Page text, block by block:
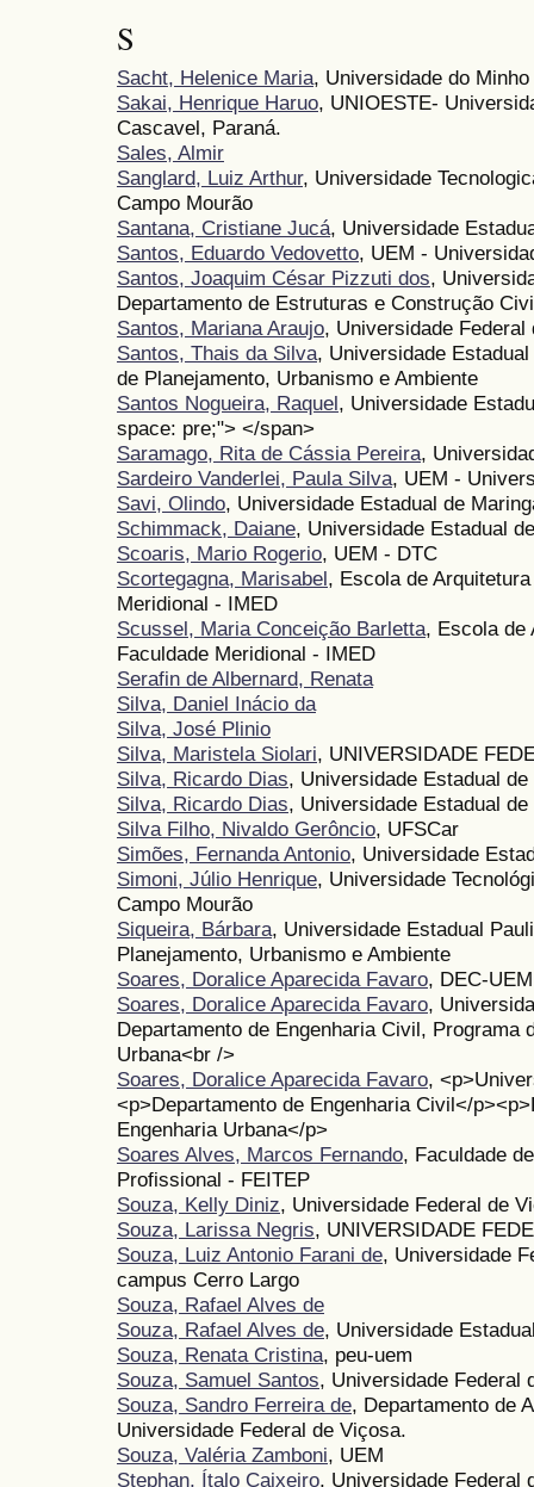
S
Sacht, Helenice Maria, Universidade do Minho
Sakai, Henrique Haruo, UNIOESTE-
Cascavel, Paraná.
Sales, Almir
Sanglard, Luiz Arthur, Universidade
Campo Mourão
Santana, Cristiane Jucá, Universidade
Santos, Eduardo Vedovetto, UEM -
Santos, Joaquim César Pizzuti dos,
Departamento de Estruturas e Construção
Santos, Mariana Araujo, Universidade Federal
Santos, Thais da Silva, Universidade
de Planejamento, Urbanismo e Ambiente
Santos Nogueira, Raquel, Universidade
space: pre;"> </span>
Saramago, Rita de Cássia Pereira,
Sardeiro Vanderlei, Paula Silva, UEM -
Savi, Olindo, Universidade Estadual de
Schimmack, Daiane, Universidade Estadual
Scoaris, Mario Rogerio, UEM - DTC
Scortegagna, Marisabel, Escola de
Meridional - IMED
Scussel, Maria Conceição Barletta, Escola de
Faculdade Meridional - IMED
Serafin de Albernard, Renata
Silva, Daniel Inácio da
Silva, José Plinio
Silva, Maristela Siolari, UNIVERSIDADE
Silva, Ricardo Dias, Universidade Estadual de
Silva, Ricardo Dias, Universidade Estadual de
Silva Filho, Nivaldo Gerôncio, UFSCar
Simões, Fernanda Antonio, Universidade
Simoni, Júlio Henrique, Universidade
Campo Mourão
Siqueira, Bárbara, Universidade Estadual
Planejamento, Urbanismo e Ambiente
Soares, Doralice Aparecida Favaro, DEC-UEM
Soares, Doralice Aparecida Favaro,
Departamento de Engenharia Civil, Programa
Urbana<br />
Soares, Doralice Aparecida Favaro,
<p>Departamento de Engenharia Civil</
Engenharia Urbana</p>
Soares Alves, Marcos Fernando, Faculdade
Profissional - FEITEP
Souza, Kelly Diniz, Universidade Federal de
Souza, Larissa Negris, UNIVERSIDADE
Souza, Luiz Antonio Farani de, Universidade
campus Cerro Largo
Souza, Rafael Alves de
Souza, Rafael Alves de, Universidade
Souza, Renata Cristina, peu-uem
Souza, Samuel Santos, Universidade Federal
Souza, Sandro Ferreira de, Departamento de
Universidade Federal de Viçosa.
Souza, Valéria Zamboni, UEM
Stephan, Ítalo Caixeiro, Universidade Federal